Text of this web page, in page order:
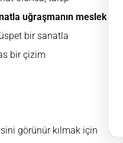
uğraşmanın meslek
bir sanatla
bir çizim
görünür kılmak için